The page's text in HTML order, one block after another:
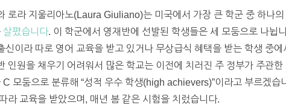
로라 지울리아노(Laura Giuliano)는 미국에서 가장 큰 학군 중 하나
살폈습니다. 이 학군에서 영재반에 선발된 학생들은 세 모둠으로 나뉩
이라 따로 영어 교육을 받고 있거나 무상급식 혜택을 받는 학생 중
인원을 채우기 어려워서 많은 학교는 이전에 치러진 주 정부가 주관
모둠으로 분류해 “성적 우수 학생(high achievers)”이라고 부르겠습
라 교육을 받았으며, 매년 봄 같은 시험을 치렀습니다.